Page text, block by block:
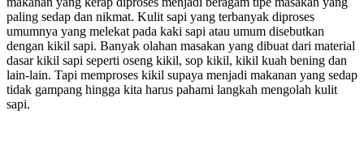
paling sedap dan nikmat. Kulit sapi yang terbanyak diproses
umumnya yang melekat pada kaki sapi atau umum disebutkan
dengan kikil sapi. Banyak olahan masakan yang dibuat dari material
dasar kikil sapi seperti oseng kikil, sop kikil, kikil kuah bening dan
lain-lain. Tapi memproses kikil supaya menjadi makanan yang sedap
tidak gampang hingga kita harus pahami langkah mengolah kulit
sapi.